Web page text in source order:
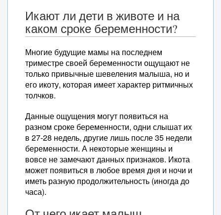
Икают ли дети в животе и на
каком сроке беременности?
Многие будущие мамы на последнем
триместре своей беременности ощущают не
только привычные шевеления малыша, но и
его икоту, которая имеет характер ритмичных
толчков.
Данные ощущения могут появиться на
разном сроке беременности, одни слышат их
в 27-28 недель, другие лишь после 35 недели
беременности. А некоторые женщины и
вовсе не замечают данных признаков. Икота
может появиться в любое время дня и ночи и
иметь разную продолжительность (иногда до
часа).